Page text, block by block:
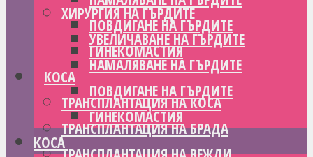
ПОВДИГАНЕ НА ГЪРДИТЕ
ГИНЕКОМАСТИЯ
КОСА
ТРАНСПЛАНТАЦИЯ НА КОСА
ТРАНСПЛАНТАЦИЯ НА БРАДА
ХИРУРГИЯ НА ГЪРДИТЕ
УВЕЛИЧАВАНЕ НА ГЪРДИТЕ
НАМАЛЯВАНЕ НА ГЪРДИТЕ
ПОВДИГАНЕ НА ГЪРДИТЕ
ГИНЕКОМАСТИЯ
КОСА